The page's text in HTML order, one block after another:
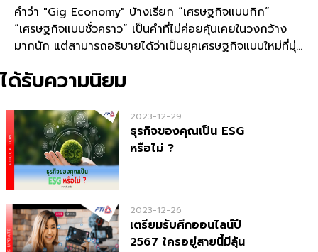
คำว่า "Gig Economy" บ้างเรียก “เศรษฐกิจแบบกิก”
“เศรษฐกิจแบบชั่วคราว” เป็นคำที่ไม่ค่อยคุ้นเคยในวงกว้าง
มากนัก แต่สามารถอธิบายได้ว่าเป็นยุคเศรษฐกิจแบบใหม่ที่มุ่ง
แพร่หลายเมื่อราว ๆ 10 ปีนี้เอง จนกลายเป็นส่วนสำคัญของ
ได้รับความนิยม
2023-12-29
ธุรกิจของคุณเป็น ESG
หรือไม่ ?
2023-12-26
เตรียมรับศึกออนไลน์ปี
2567 ใครอยู่สายนี้มีลุ้น